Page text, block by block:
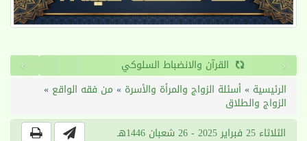
القرآن والانضباط السلوكي ‹
›
الرئيسية »أسئلة الزواج والمرأة والأسرة » من فقه الواقع »
الزواج والطلاق
الثلاثاء 25 فبراير 2025 - 26 شعبان 1446هـ